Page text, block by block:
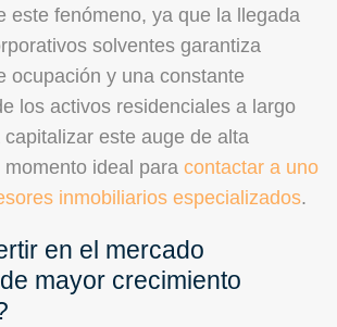
este fenómeno, ya que la llegada
solventes garantiza
ocupación y una constante
los activos residenciales a largo
este auge de alta
ideal para contactar a uno
inmobiliarios especializados.
en el mercado
mayor crecimiento